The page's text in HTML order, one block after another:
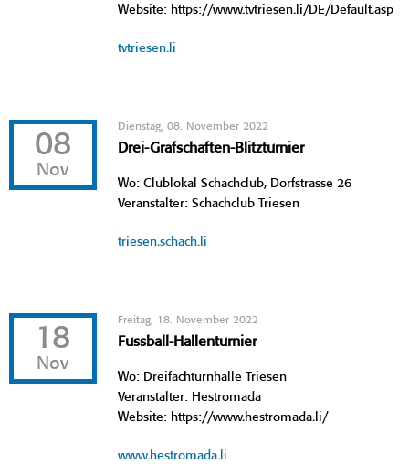
Website: https://www.tvtriesen.li/DE/Default.asp
tvtriesen.li
08
Nov
Dienstag, 08. November 2022
Drei-Grafschaften-Blitzturnier
Wo: Clublokal Schachclub, Dorfstrasse 26
Veranstalter: Schachclub Triesen
triesen.schach.li
18
Nov
Freitag, 18. November 2022
Fussball-Hallenturnier
Wo: Dreifachturnhalle Triesen
Veranstalter: Hestromada
Website: https://www.hestromada.li/
www.hestromada.li